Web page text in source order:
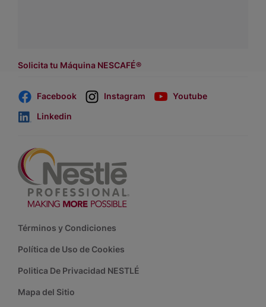
Solicita tu Máquina NESCAFÉ®
Facebook Instagram
Youtube
Linkedin
Footer
Términos y Condiciones
Política de Uso de Cookies
Politica De Privacidad NESTLÉ
Mapa del Sitio